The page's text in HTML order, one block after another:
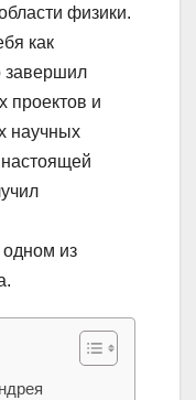
физики.
как
завершил
проектов и
научных
настоящей
одном из